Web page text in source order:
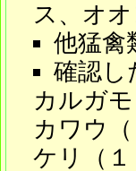
ス、オオ
他猛禽
確認し
カルガ
カワウ
ケリ（